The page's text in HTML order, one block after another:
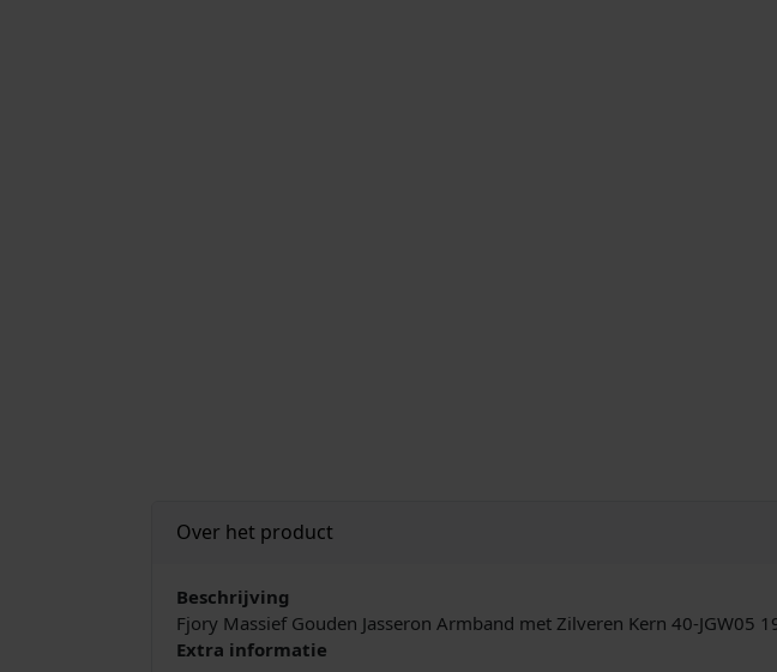
Over het product
Beschrijving
Fjory Massief Gouden Jasseron Armband met Zilveren Kern 40-JGW05
Extra informatie